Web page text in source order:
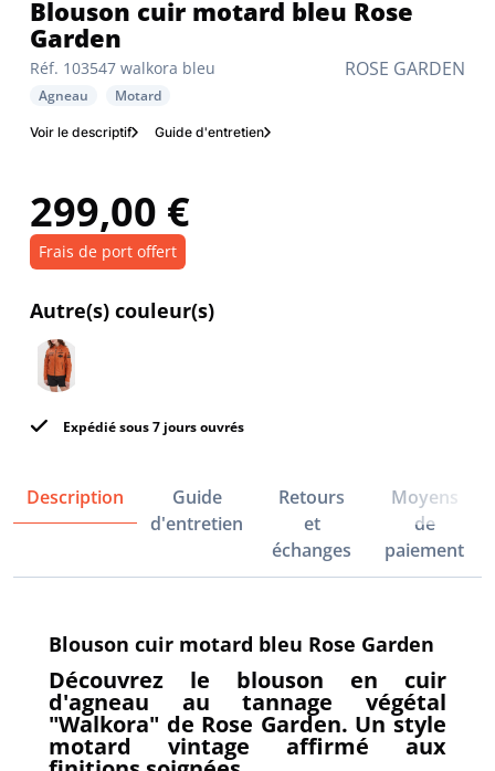
ROSE GARDEN
Réf. 103547 walkora bleu
Blouson cuir motard bleu Rose
Garden
Agneau Motard
Voir le descriptif Guide d'entretien
299,00 €
Frais de port offert
Autre(s) couleur(s)
Expédié sous 7 jours ouvrés
Description
Guide
d'entretien
Retours
et
échanges
Moyens
de
paiement
Blouson cuir motard bleu Rose Garden
Découvrez le blouson en cuir
d'agneau au tannage végétal
"Walkora" de Rose Garden. Un style
motard vintage affirmé aux